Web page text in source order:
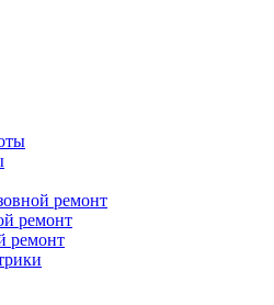
ремонт
ремонт
ремонт